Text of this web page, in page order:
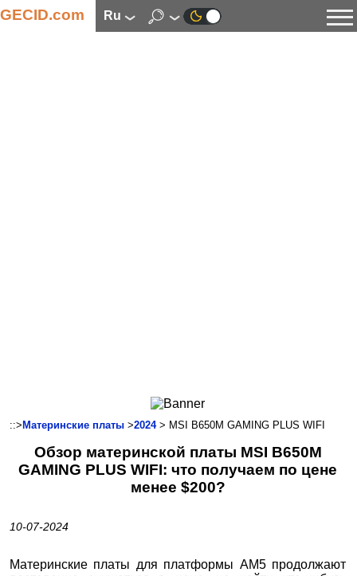
GECID.com ru
Смартфоны
Коммуникации
Автоэлектроника
Программное обеспечение
::> Материнские платы >2024> MSI B650M GAMING PLUS WIFI
Обзор материнской платы MSI B650M
GAMING PLUS WIFI: что получаем по цене
менее $200?
10-07-2024
Материнские платы для платформы AM5 продолжают